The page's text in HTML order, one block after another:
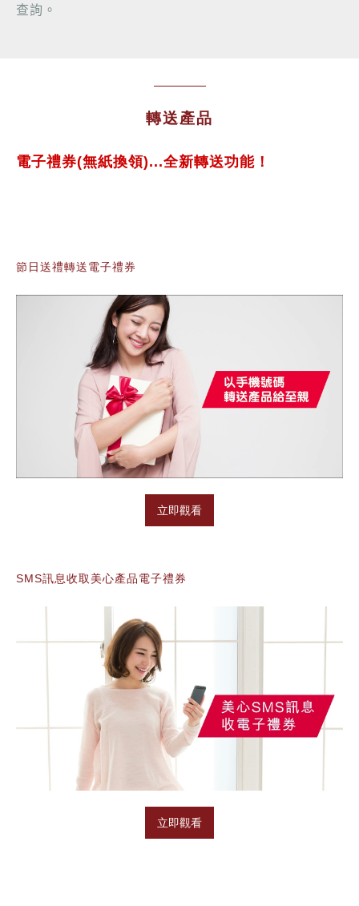
查詢 。
轉送產品
電子禮券(無紙換領)...全新轉送功能！
節日送禮轉送電子禮券
立即觀看
SMS訊息收取美心產品電子禮券
立即觀看